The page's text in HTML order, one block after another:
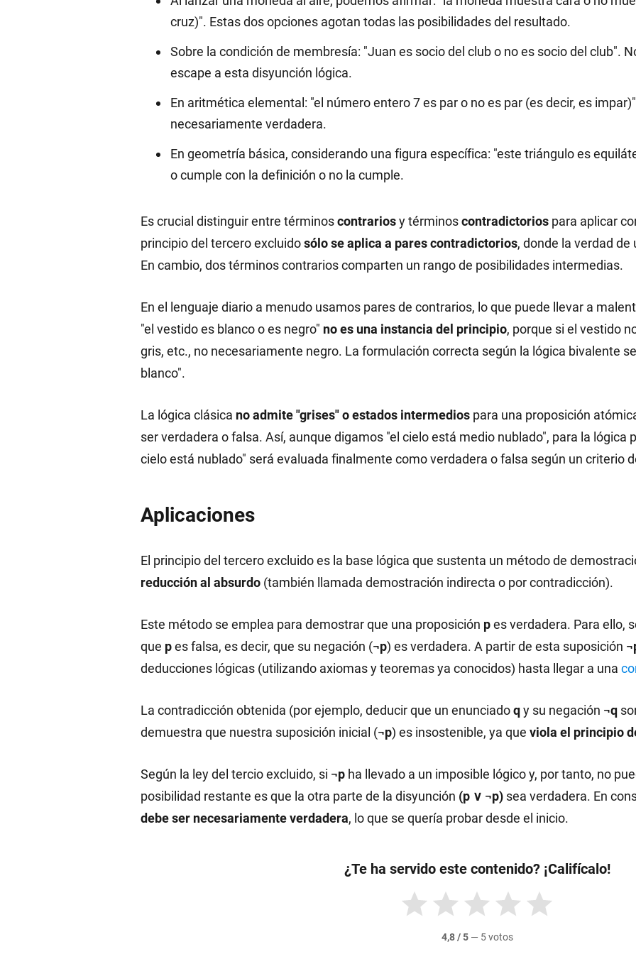
cruz)". Estas dos opciones agotan todas las posibilidades del resultado.
Sobre la condición de membresía: "Juan es socio del club o no es socio del club".
escape a esta disyunción lógica.
En aritmética elemental: "el número entero 7 es par o no es par (es decir, es
necesariamente verdadera.
En geometría básica, considerando una figura específica: "este triángulo es
o cumple con la definición o no la cumple.
Es crucial distinguir entre términoscontrariosy términoscontradictorios para aplicar
principio del tercero excluidosólo se aplica a pares contradictorios, donde la verdad
En cambio, dos términos contrarios comparten un rango de posibilidades intermedias.
En el lenguaje diario a menudo usamos pares de contrarios, lo que puede llevar a
"el vestido es blanco o es negro" no es una instancia del principio, porque si el vestido
gris, etc., no necesariamente negro. La formulación correcta según la lógica bivalente
blanco".
La lógica clásica no admite "grises" o estados intermedios para una proposición
ser verdadera o falsa. Así, aunque digamos "el cielo está medio nublado", para la lógica
cielo está nublado" será evaluada finalmente como verdadera o falsa según un criterio
Aplicaciones
El principio del tercero excluido es la base lógica que sustenta un método de
reducción al absurdo (también llamada demostración indirecta o por contradicción).
Este método se emplea para demostrar que una proposición pes verdadera. Para ello,
que pes falsa, es decir, que su negación (¬p) es verdadera. A partir de esta suposición
deducciones lógicas (utilizando axiomas y teoremas ya conocidos) hasta llegar a una
La contradicción obtenida (por ejemplo, deducir que un enunciadoqy su negación ¬q
demuestra que nuestra suposición inicial (¬p) es insostenible, ya que viola el principio
Según la ley del tercio excluido, si ¬p ha llevado a un imposible lógico y, por tanto, no
posibilidad restante es que la otra parte de la disyunción (p ∨ ¬p) sea verdadera. En
debe ser necesariamente verdadera, lo que se quería probar desde el inicio.
¿Te ha servido este contenido? ¡Califícalo!
4,8 / 5— 5 votos